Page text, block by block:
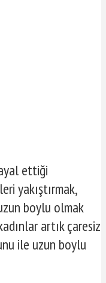
ettiği
yakıştırmak,
boylu olmak
artık çaresiz
ile uzun boylu